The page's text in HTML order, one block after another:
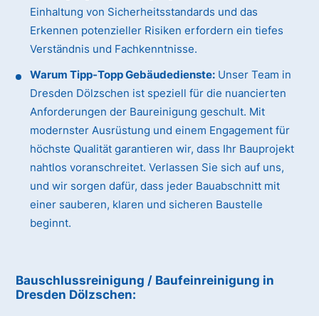
Einhaltung von Sicherheitsstandards und das
Erkennen potenzieller Risiken erfordern ein tiefes
Verständnis und Fachkenntnisse.
Warum Tipp-Topp Gebäudedienste: Unser Team in
Dresden Dölzschen ist speziell für die nuancierten
Anforderungen der Baureinigung geschult. Mit
modernster Ausrüstung und einem Engagement für
höchste Qualität garantieren wir, dass Ihr Bauprojekt
nahtlos voranschreitet. Verlassen Sie sich auf uns,
und wir sorgen dafür, dass jeder Bauabschnitt mit
einer sauberen, klaren und sicheren Baustelle
beginnt.
Bauschlussreinigung / Baufeinreinigung in
Dresden Dölzschen: